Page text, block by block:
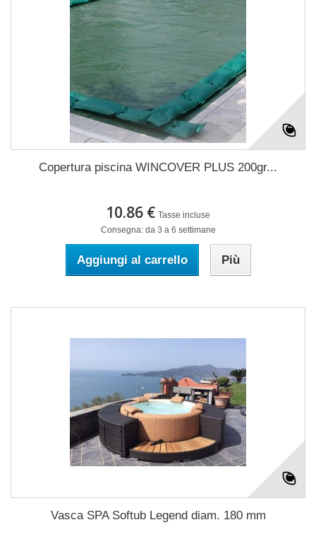
Copertura piscina WINCOVER PLUS 200gr...
10.86 € Tasse incluse
Consegna: da 3 a 6 settimane
Aggiungi al carrello Più
Vasca SPA Softub Legend diam. 180 mm